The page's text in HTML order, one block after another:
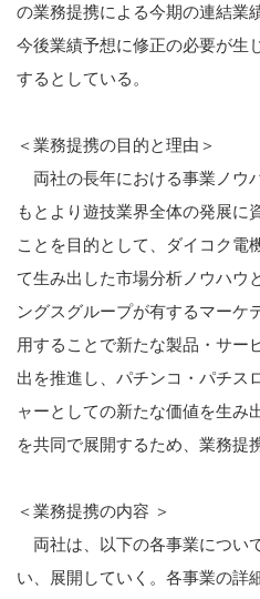
の業務提携による今期の連結業
今後業績予想に修正の必要が生
するとしている。
＜業務提携の目的と理由＞
両社の長年における事業ノウ
もとより遊技業界全体の発展に
ことを目的として、ダイコク電
て生み出した市場分析ノウハウ
ングスグループが有するマーケ
用することで新たな製品・サー
出を推進し、パチンコ・パチス
ャーとしての新たな価値を生み
を共同で展開するため、業務提
＜業務提携の内容 ＞
両社は、以下の各事業につい
い、展開していく。各事業の詳